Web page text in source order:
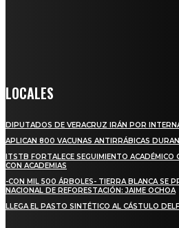
LOCALES
DIPUTADOS DE VERACRUZ IRÁN POR
APLICAN 800 VACUNAS ANTIRRÁBICAS
ITSTB FORTALECE SEGUIMIENTO ACADÉMICO
CON ACADEMIAS
-CON MIL 500 ÁRBOLES- TIERRA BLANCA SE
NACIONAL DE REFORESTACIÓN: JAIME OCHOA
LLEGA EL PASTO SINTÉTICO AL CÁSTULO